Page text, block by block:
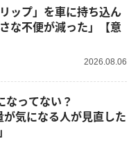
ップ」を車に持ち込ん
な不便が減った」【意
2026.08.06
が気になる人が見直した